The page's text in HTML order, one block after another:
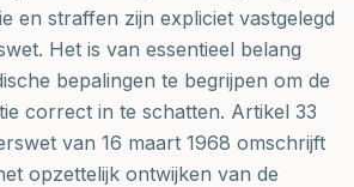
en straffen zijn expliciet vastgelegd
Het is van essentieel belang
bepalingen te begrijpen om de
correct in te schatten. Artikel 33
van 16 maart 1968 omschrijft
opzettelijk ontwijken van de